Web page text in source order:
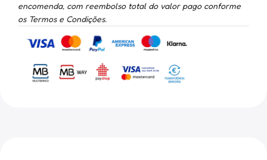
encomenda, com reembolso total do valor pago conforme
os Termos e Condições.